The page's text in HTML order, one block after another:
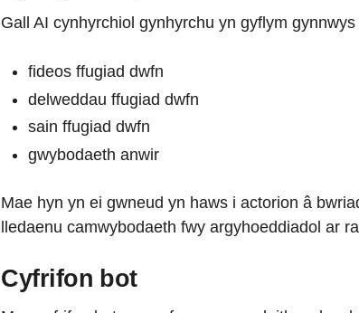
Gall AI cynhyrchiol gynhyrchu yn gyflym gynnwys
fideos ffugiad dwfn
delweddau ffugiad dwfn
sain ffugiad dwfn
gwybodaeth anwir
Mae hyn yn ei gwneud yn haws i actorion â
lledaenu camwybodaeth fwy argyhoeddiadol ar
Cyfrifon bot